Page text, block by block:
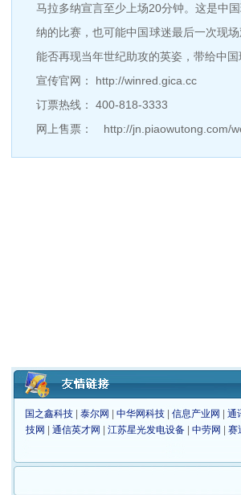
马拉多纳宣言至少上场20分钟。这是中
纳的比赛，也可能中国球迷最后一次现
能否再现当年世纪助攻的英姿，带给中
宣传官网： http://winred.gica.cc
订票热线： 400-818-3333
网上售票： http://jn.piaowutong.com/
国之鑫科技 泰尔网 中华网科技 信息产业网 通
技网
通信英才网 江苏星光发电设备| 中劳网 赛